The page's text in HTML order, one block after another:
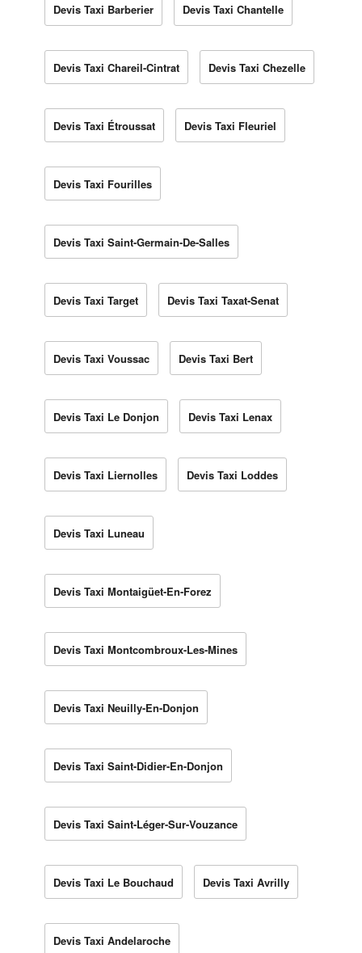
Devis Taxi Barberier Devis Taxi Chantelle
Devis Taxi Chareil-Cintrat Devis Taxi Chezelle
Devis Taxi Étroussat Devis Taxi Fleuriel
Devis Taxi Fourilles
Devis Taxi Saint-Germain-De-Salles
Devis Taxi Target Devis Taxi Taxat-Senat
Devis Taxi Voussac Devis Taxi Bert
Devis Taxi Le Donjon Devis Taxi Lenax
Devis Taxi Liernolles Devis Taxi Loddes
Devis Taxi Luneau
Devis Taxi Montaigüet-En-Forez
Devis Taxi Montcombroux-Les-Mines
Devis Taxi Neuilly-En-Donjon
Devis Taxi Saint-Didier-En-Donjon
Devis Taxi Saint-Léger-Sur-Vouzance
Devis Taxi Le Bouchaud Devis Taxi Avrilly
Devis Taxi Andelaroche